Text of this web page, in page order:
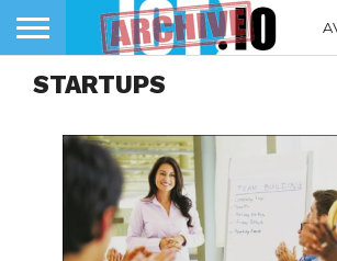
STARTUPS